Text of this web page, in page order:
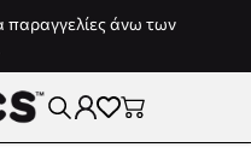
παραγγελίες άνω των